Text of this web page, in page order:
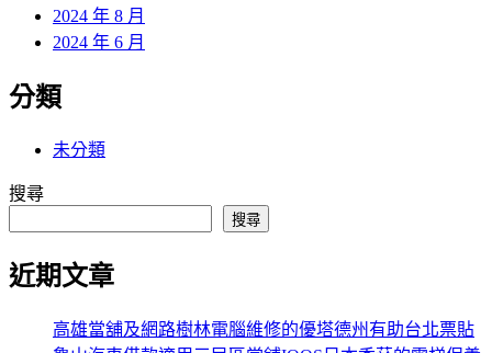
2024 年 8 月
2024 年 6 月
分類
未分類
搜尋
搜尋
近期文章
高雄當舖及網路樹林電腦維修的優塔德州有助台北票貼